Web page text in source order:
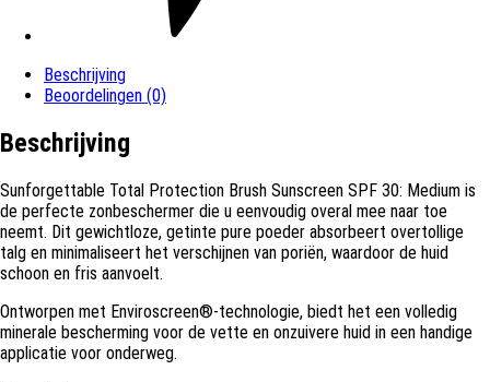
Beschrijving
Beoordelingen (0)
Beschrijving
Sunforgettable Total Protection Brush Sunscreen SPF 30: Medium is
de perfecte zonbeschermer die u eenvoudig overal mee naar toe
neemt. Dit gewichtloze, getinte pure poeder absorbeert overtollige
talg en minimaliseert het verschijnen van poriën, waardoor de huid
schoon en fris aanvoelt.
Ontworpen met Enviroscreen®-technologie, biedt het een volledig
minerale bescherming voor de vette en onzuivere huid in een handige
applicatie voor onderweg.